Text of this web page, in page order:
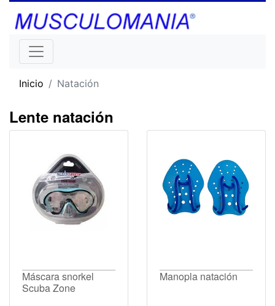
Inicio Natación
Lente natación
Máscara snorkel
Scuba Zone
Manopla natación